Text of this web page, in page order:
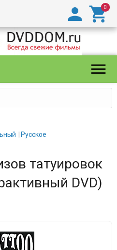



Русское
татуировок
DVD)